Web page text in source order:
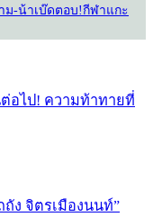
ม-น้าเบ๊ดตอบ!กีฬาแกะ
ต่อไป! ความท้าทายที่
ถถัง จิตรเมืองนนท์”